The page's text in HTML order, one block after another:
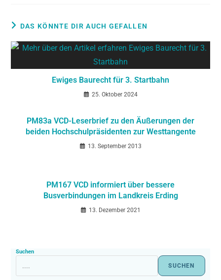
DAS KÖNNTE DIR AUCH GEFALLEN
Ewiges Baurecht für 3. Startbahn
25. Oktober 2024
PM83a VCD-Leserbrief zu den Äußerungen der
beiden Hochschulpräsidenten zur Westtangente
13. September 2013
PM167 VCD informiert über bessere
Busverbindungen im Landkreis Erding
13. Dezember 2021
Suchen
SUCHEN